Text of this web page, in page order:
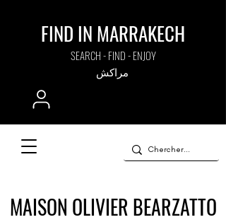
FIND IN MARRAKECH
SEARCH - FIND - ENJOY
مراكش
MAISON OLIVIER BEARZATTO